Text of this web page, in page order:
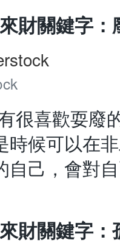
財關鍵字：
很喜歡耍廢
時候可以在
自己，會對
財關鍵字：